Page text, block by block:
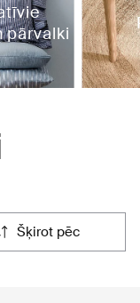
pārvalki
šķirot pēc